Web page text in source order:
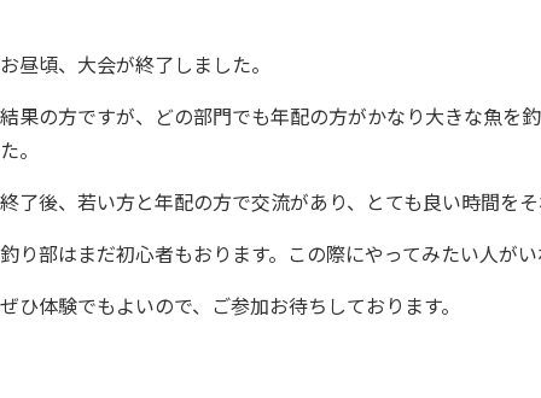
お昼頃、大会が終了しました。
結果の方ですが、どの部門でも年配の方がかなり大きな魚を
た。
終了後、若い方と年配の方で交流があり、とても良い時間を
釣り部はまだ初心者もおります。この際にやってみたい人が
ぜひ体験でもよいので、ご参加お待ちしております。